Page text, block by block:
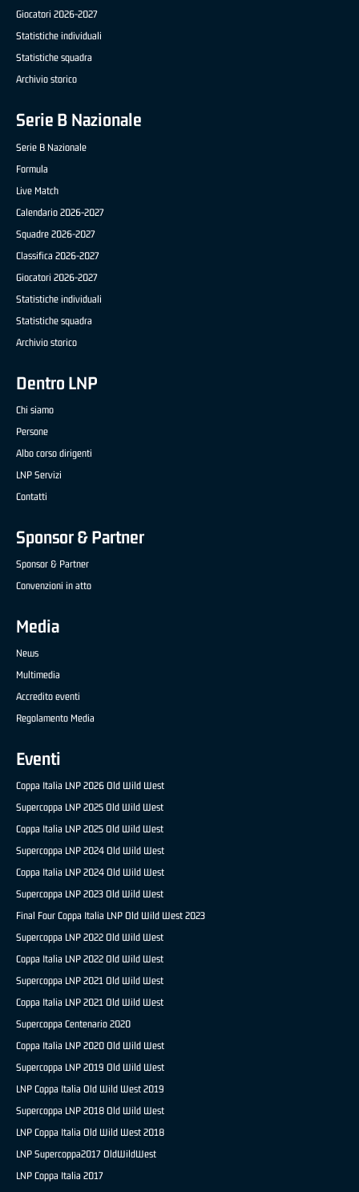
Giocatori 2026-2027
Statistiche individuali
Statistiche squadra
Archivio storico
Serie B Nazionale
Serie B Nazionale
Formula
Live Match
Calendario 2026-2027
Squadre 2026-2027
Classifica 2026-2027
Giocatori 2026-2027
Statistiche individuali
Statistiche squadra
Archivio storico
Dentro LNP
Chi siamo
Persone
Albo corso dirigenti
LNP Servizi
Contatti
Sponsor & Partner
Sponsor & Partner
Convenzioni in atto
Media
News
Multimedia
Accredito eventi
Regolamento Media
Eventi
Coppa Italia LNP 2026 Old Wild West
Supercoppa LNP 2025 Old Wild West
Coppa Italia LNP 2025 Old Wild West
Supercoppa LNP 2024 Old Wild West
Coppa Italia LNP 2024 Old Wild West
Supercoppa LNP 2023 Old Wild West
Final Four Coppa Italia LNP Old Wild West 2023
Supercoppa LNP 2022 Old Wild West
Coppa Italia LNP 2022 Old Wild West
Supercoppa LNP 2021 Old Wild West
Coppa Italia LNP 2021 Old Wild West
Supercoppa Centenario 2020
Coppa Italia LNP 2020 Old Wild West
Supercoppa LNP 2019 Old Wild West
LNP Coppa Italia Old Wild West 2019
Supercoppa LNP 2018 Old Wild West
LNP Coppa Italia Old Wild West 2018
LNP Supercoppa2017 OldWildWest
LNP Coppa Italia 2017